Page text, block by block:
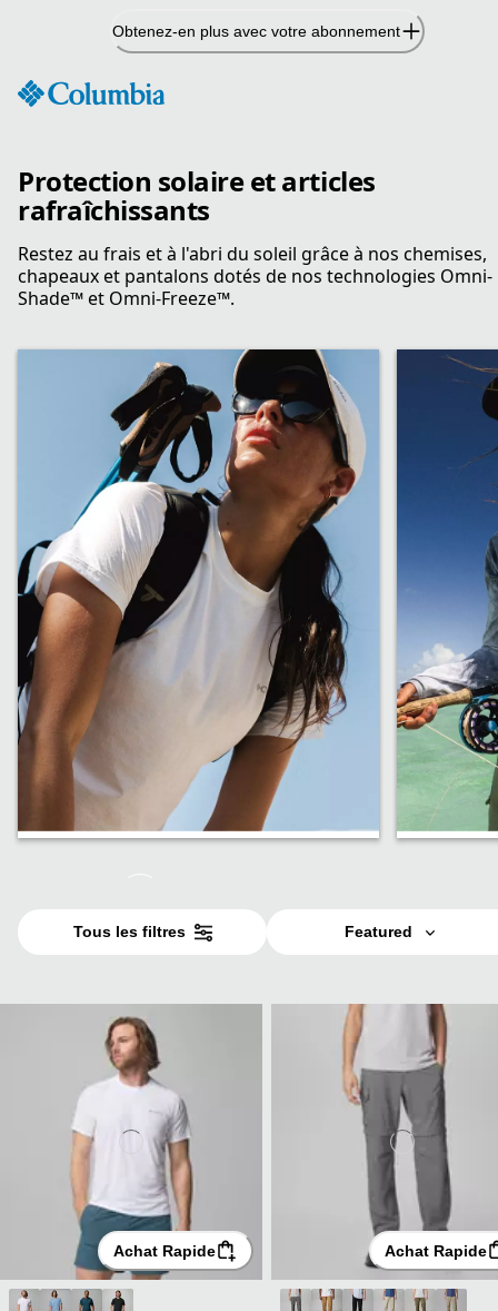
Obtenez-en plus avec votre abonnement
Protection solaire et articles
rafraîchissants
Restez au frais et à l'abri du soleil grâce à nos chemises,
chapeaux et pantalons dotés de nos technologies Omni-
Shade™ et Omni-Freeze™.
Tous les filtres Featured
Achat Rapide Achat Rapide